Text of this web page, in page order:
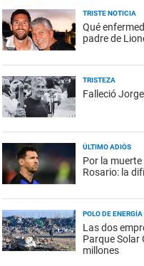
TRISTE NOTICIA
Qué
padre de
TRISTEZA
Falleció
ÚLTIMO ADIÓS
Por la muerte
Rosario: la
POLO DE
Las dos
Parque Solar
millones